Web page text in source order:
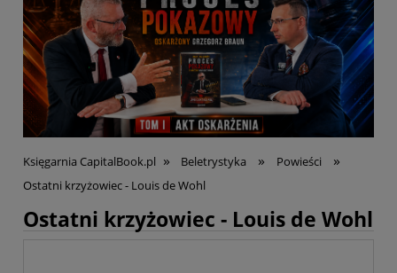
Księgarnia CapitalBook.pl » Beletrystyka » Powieści »
Ostatni krzyżowiec - Louis de Wohl
Ostatni krzyżowiec - Louis de Wohl